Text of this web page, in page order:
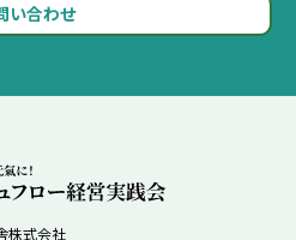
い合わせ
株式会社